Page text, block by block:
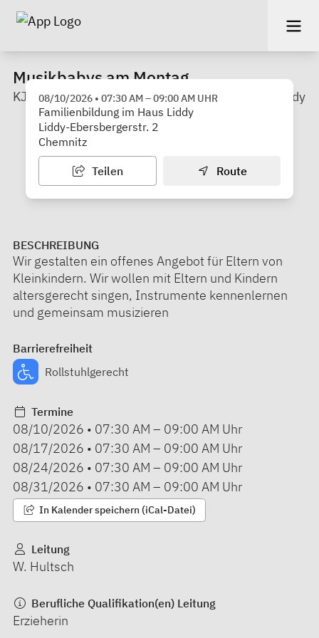
Musikbabys am Montag
KJF e. V. Chemnitz - Familienbildung im Haus Liddy
08/10/2026 • 07:30 AM–09:00 AM UHR
Familienbildung im Haus Liddy
Liddy-Ebersbergerstr. 2
Chemnitz
Teilen Route
BESCHREIBUNG
Wir gestalten ein offenes Angebot für Eltern von
Kleinkindern. Wir wollen mit Eltern und Kindern
altersgerecht singen, Instrumente kennenlernen
und gemeinsam musizieren
Barrierefreiheit
Rollstuhlgerecht
Termine
08/10/2026 • 07:30 AM – 09:00 AM Uhr
08/17/2026 • 07:30 AM – 09:00 AM Uhr
08/24/2026 • 07:30 AM – 09:00 AM Uhr
08/31/2026 • 07:30 AM – 09:00 AM Uhr
In Kalender speichern (iCal-Datei)
Leitung
W. Hultsch
Berufliche Qualifikation(en) Leitung
Erzieherin